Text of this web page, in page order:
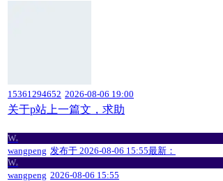
15361294652 2026-08-06 19:00
关于p站上一篇文，求助
Wa
wangpeng 发布于 2026-08-06 15:55最新：
Wa
wangpeng 2026-08-06 15:55